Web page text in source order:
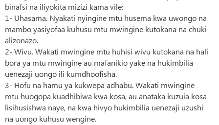
binafsi na iliyokita mizizi kama vile:
1- Uhasama. Nyakati nyingine mtu husema kwa uwongo na
mambo yasiyofaa kuhusu mtu mwingine kutokana na chuki
alizonazo.
2- Wivu. Wakati mwingine mtu huhisi wivu kutokana na hali
bora ya mtu mwingine au mafanikio yake na hukimbilia
uenezaji uongo ili kumdhoofisha.
3- Hofu na hamu ya kukwepa adhabu. Wakati mwingine
mtu huogopa kuadhibiwa kwa kosa, au anataka kuzuia kosa
lisihusishwa naye, na kwa hivyo hukimbilia uenezaji uzushi
na uongo kuhusu wengine.